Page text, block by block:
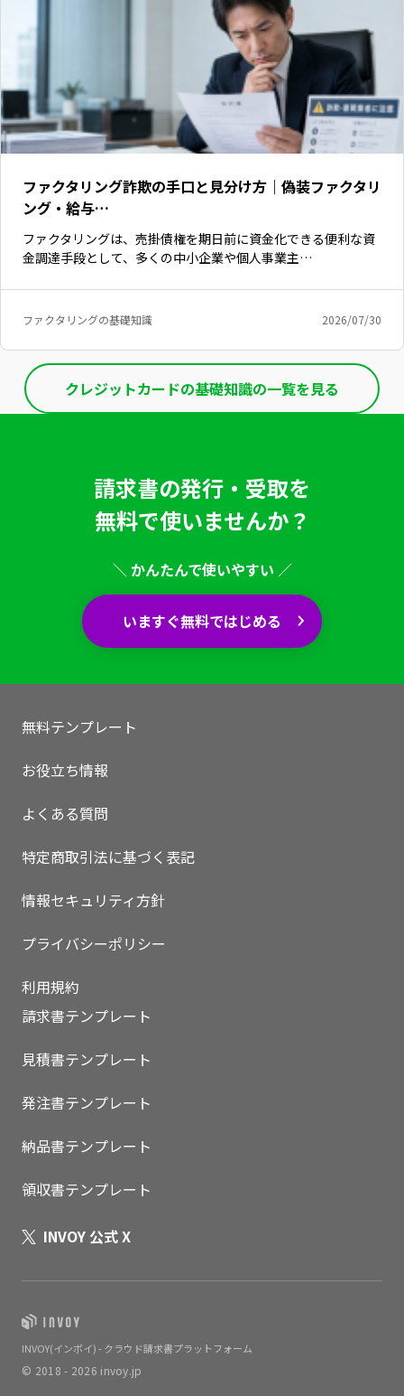
ファクタリング詐欺の手口と見分け方｜偽装ファクタリ
ング・給与…
ファクタリングは、売掛債権を期日前に資金化できる便利な資
金調達手段として、多くの中小企業や個人事業主…
ファクタリングの基礎知識 2026/07/30
クレジットカードの基礎知識の一覧を見る
請求書の発行・受取を
無料で使いませんか？
＼ かんたんで使いやすい ／
いますぐ無料ではじめる
無料テンプレート
お役立ち情報
よくある質問
特定商取引法に基づく表記
情報セキュリティ方針
プライバシーポリシー
利用規約
請求書テンプレート
見積書テンプレート
発注書テンプレート
納品書テンプレート
領収書テンプレート
INVOY 公式 X
INVOY(インボイ) - クラウド請求書プラットフォーム
© 2018 - 2026 invoy.jp